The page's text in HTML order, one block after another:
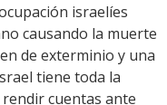
israelíes
causando la muerte
de exterminio y una
tiene toda la
cuentas ante